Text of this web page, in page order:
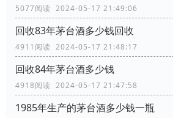
5077阅读 2024-05-17 21:49:06
回收83年茅台酒多少钱回收
4911阅读 2024-05-17 21:48:17
回收84年茅台酒多少钱
4918阅读 2024-05-17 21:47:58
1985年生产的茅台酒多少钱一瓶